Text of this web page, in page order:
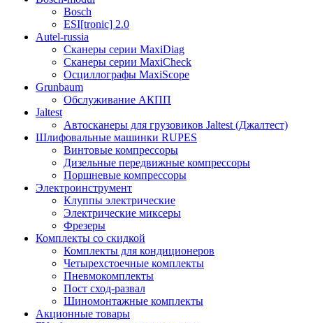
Bosch
ESI[tronic] 2.0
Autel-russia
Сканеры серии MaxiDiag
Сканеры серии MaxiCheck
Осциллографы MaxiScope
Grunbaum
Обслуживание АКПП
Jaltest
Автосканеры для грузовиков Jaltest (Джалтест)
Шлифовальные машинки RUPES
Винтовые компрессоры
Дизельные передвижные компрессоры
Поршневые компрессоры
Электроинструмент
Клуппы электрические
Электрические миксеры
Фрезеры
Комплекты со скидкой
Комплекты для кондиционеров
Четырехстоечные комплекты
Пневмокомплекты
Пост сход-развал
Шиномонтажные комплекты
Акционные товары